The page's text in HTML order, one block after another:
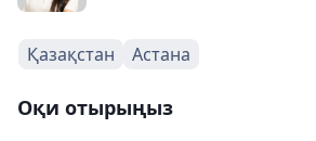
Қазақстан Астана
Оқи отырыңыз